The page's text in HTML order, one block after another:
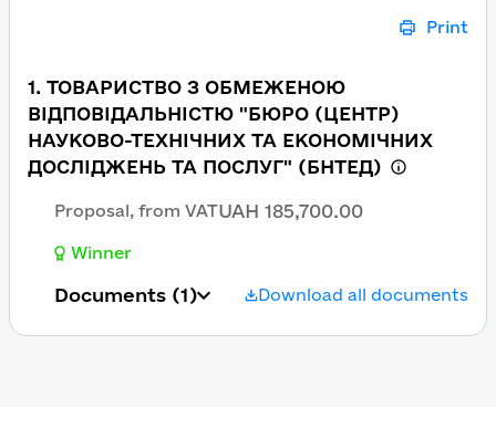
Print
1. ТОВАРИСТВО З ОБМЕЖЕНОЮ
ВІДПОВІДАЛЬНІСТЮ "БЮРО (ЦЕНТР)
НАУКОВО-ТЕХНІЧНИХ ТА ЕКОНОМІЧНИХ
ДОСЛІДЖЕНЬ ТА ПОСЛУГ" (БНТЕД)
Proposal, from VATUAH 185,700.00
Winner
Documents (1) Download all documents